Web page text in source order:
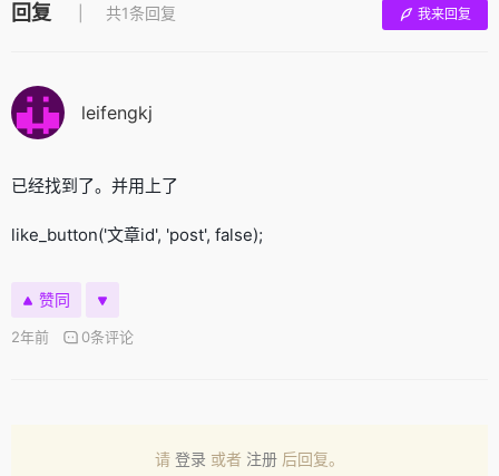
回复 共1条回复 我来回复
leifengkj
已经找到了。并用上了
like_button('文章id', 'post', false);
赞同
2年前 0条评论
请 登录 或者 注册 后回复。